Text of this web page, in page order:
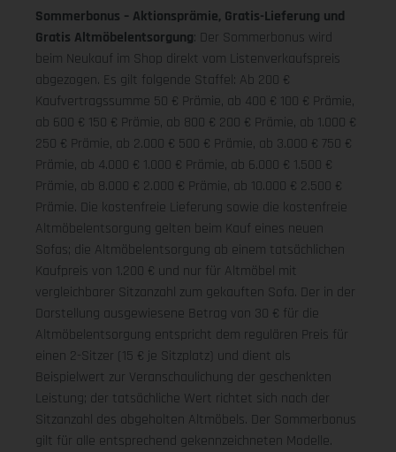
Sommerbonus – Aktionsprämie, Gratis-Lieferung und
Gratis Altmöbelentsorgung: Der Sommerbonus wird
beim Neukauf im Shop direkt vom Listenverkaufspreis
abgezogen. Es gilt folgende Staffel: Ab 200 €
Kaufvertragssumme 50 € Prämie, ab 400 € 100 € Prämie,
ab 600 € 150 € Prämie, ab 800 € 200 € Prämie, ab 1.000 €
250 € Prämie, ab 2.000 € 500 € Prämie, ab 3.000 € 750 €
Prämie, ab 4.000 € 1.000 € Prämie, ab 6.000 € 1.500 €
Prämie, ab 8.000 € 2.000 € Prämie, ab 10.000 € 2.500 €
Prämie. Die kostenfreie Lieferung sowie die kostenfreie
Altmöbelentsorgung gelten beim Kauf eines neuen
Sofas; die Altmöbelentsorgung ab einem tatsächlichen
Kaufpreis von 1.200 € und nur für Altmöbel mit
vergleichbarer Sitzanzahl zum gekauften Sofa. Der in der
Darstellung ausgewiesene Betrag von 30 € für die
Altmöbelentsorgung entspricht dem regulären Preis für
einen 2-Sitzer (15 € je Sitzplatz) und dient als
Beispielwert zur Veranschaulichung der geschenkten
Leistung; der tatsächliche Wert richtet sich nach der
Sitzanzahl des abgeholten Altmöbels. Der Sommerbonus
gilt für alle entsprechend gekennzeichneten Modelle.